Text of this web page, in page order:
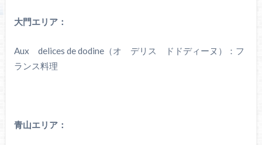
大門エリア：
Aux delices de dodine（オ デリス ドドディーヌ）：フ
ランス料理
青山エリア：